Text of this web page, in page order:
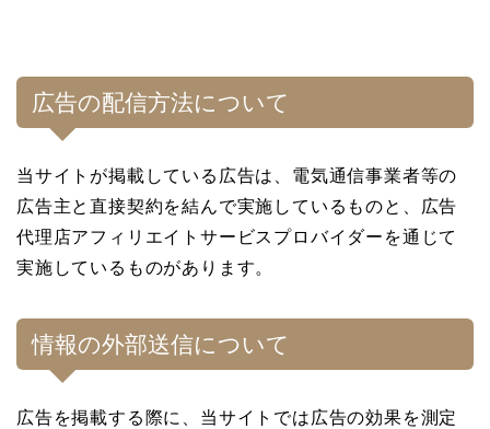
広告の配信方法について
当サイトが掲載している広告は、電気通信事業者等の
広告主と直接契約を結んで実施しているものと、広告
代理店アフィリエイトサービスプロバイダーを通じて
実施しているものがあります。
情報の外部送信について
広告を掲載する際に、当サイトでは広告の効果を測定